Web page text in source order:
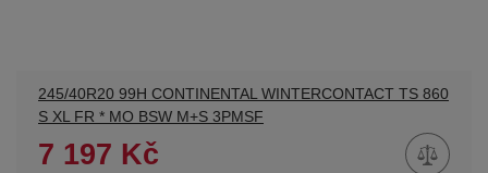
245/40R20 99H CONTINENTAL WINTERCONTACT TS 860
S XL FR * MO BSW M+S 3PMSF
7 197 Kč